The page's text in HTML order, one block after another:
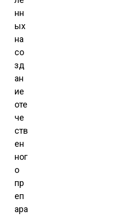
нн
ых
на
со
зд
ан
ие
оте
че
ств
ен
ног
о
пр
еп
ара